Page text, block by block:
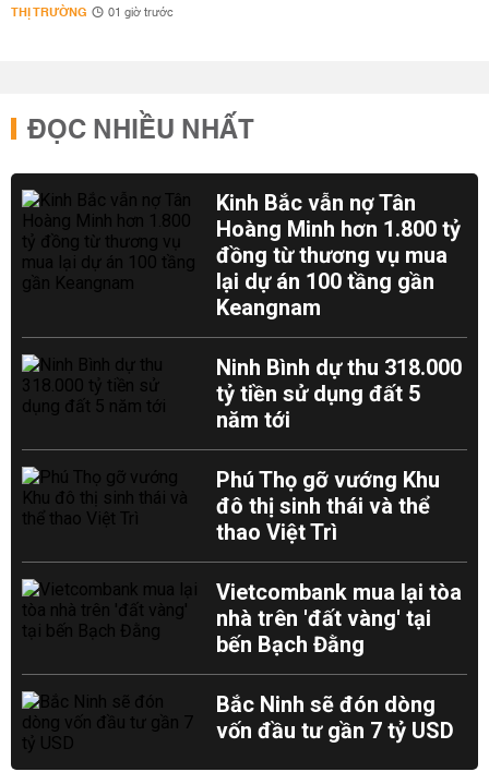
THỊ TRƯỜNG 01 giờ trước
ĐỌC NHIỀU NHẤT
Kinh Bắc vẫn nợ Tân
Hoàng Minh hơn 1.800 tỷ
đồng từ thương vụ mua
lại dự án 100 tầng gần
Keangnam
Ninh Bình dự thu 318.000
tỷ tiền sử dụng đất 5
năm tới
Phú Thọ gỡ vướng Khu
đô thị sinh thái và thể
thao Việt Trì
Vietcombank mua lại tòa
nhà trên 'đất vàng' tại
bến Bạch Đằng
Bắc Ninh sẽ đón dòng
vốn đầu tư gần 7 tỷ USD